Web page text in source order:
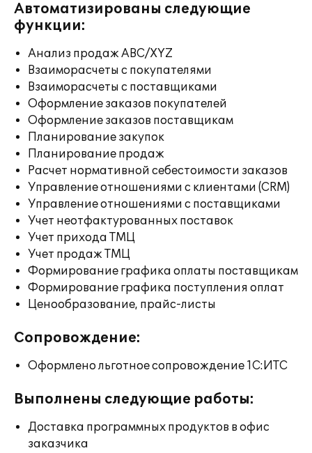
Автоматизированы следующие
функции:
Анализ продаж ABC/XYZ
Взаиморасчеты с покупателями
Взаиморасчеты с поставщиками
Оформление заказов покупателей
Оформление заказов поставщикам
Планирование закупок
Планирование продаж
Расчет нормативной себестоимости заказов
Управление отношениями с клиентами (CRM)
Управление отношениями с поставщиками
Учет неотфактурованных поставок
Учет прихода ТМЦ
Учет продаж ТМЦ
Формирование графика оплаты поставщикам
Формирование графика поступления оплат
Ценообразование, прайс-листы
Сопровождение:
Оформлено льготное сопровождение 1С:ИТС
Выполнены следующие работы:
Доставка программных продуктов в офис
заказчика